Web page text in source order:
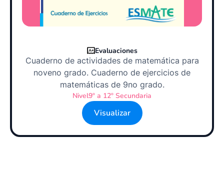
Evaluaciones
Cuaderno de actividades de matemática para
noveno grado. Cuaderno de ejercicios de
matemáticas de 9no grado.
Nivel9º a 12º Secundaria
Visualizar